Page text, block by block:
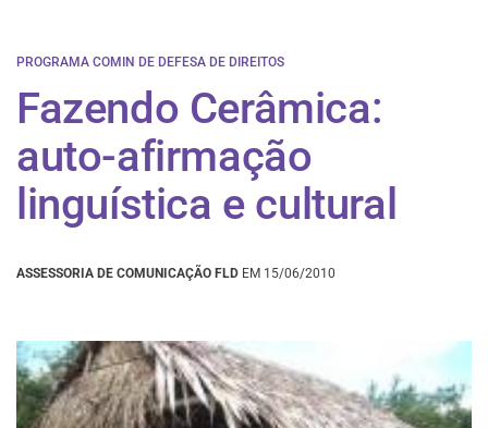
PROGRAMA COMIN DE DEFESA DE DIREITOS
Fazendo Cerâmica:
auto-afirmação
linguística e cultural
ASSESSORIA DE COMUNICAÇÃO FLD EM 15/06/2010